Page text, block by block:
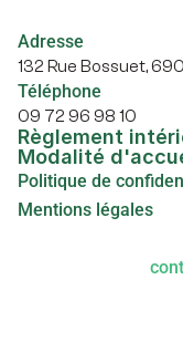
Adresse
132 Rue Bossuet,
Téléphone
09 72 96 98 10
Règlement
Modalité
Politique de
Mentions légales